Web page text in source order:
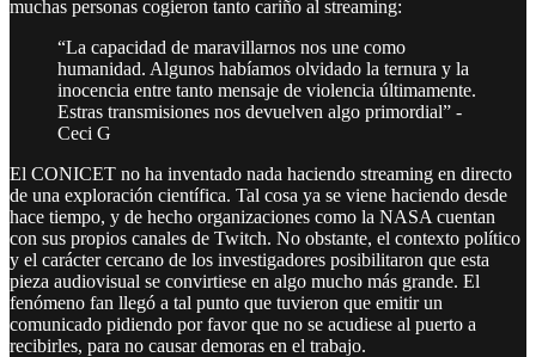
muchas personas cogieron tanto cariño al streaming:
“La capacidad de maravillarnos nos une como
humanidad. Algunos habíamos olvidado la ternura y la
inocencia entre tanto mensaje de violencia últimamente.
Estras transmisiones nos devuelven algo primordial” -
Ceci G
El CONICET no ha inventado nada haciendo streaming en directo
de una exploración científica. Tal cosa ya se viene haciendo desde
hace tiempo, y de hecho organizaciones como la NASA cuentan
con sus propios canales de Twitch. No obstante, el contexto político
y el carácter cercano de los investigadores posibilitaron que esta
pieza audiovisual se convirtiese en algo mucho más grande. El
fenómeno fan llegó a tal punto que tuvieron que emitir un
comunicado pidiendo por favor que no se acudiese al puerto a
recibirles, para no causar demoras en el trabajo.